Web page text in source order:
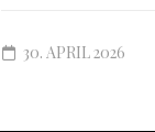
30. APRIL 2026